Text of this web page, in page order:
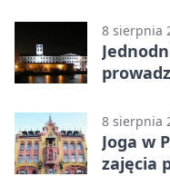
8 sierpnia
8 sierpnia
Joga w
zajęcia